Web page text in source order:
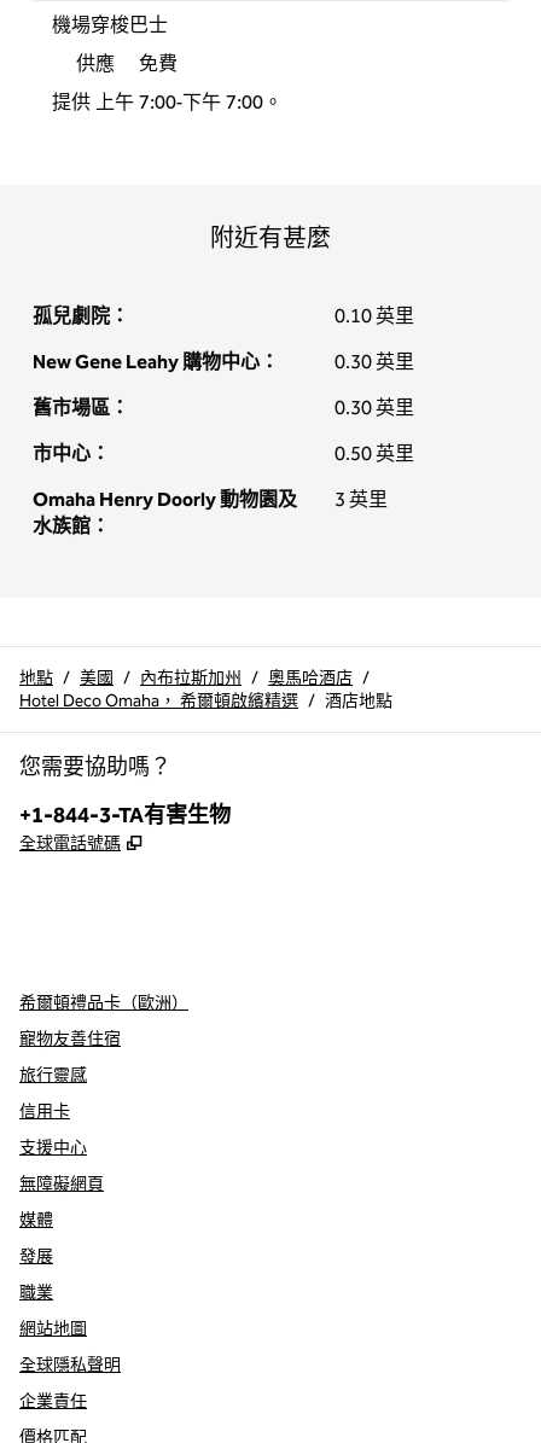
機場穿梭巴士
供應
免費
提供 上午 7:00-下午 7:00。
附近有甚麼
孤兒劇院：
0.10 英里
New Gene Leahy 購物中心：
0.30 英里
舊市場區：
0.30 英里
市中心：
0.50 英里
Omaha Henry Doorly 動物園及
水族館：
3 英里
地點 / 美國 / 內布拉斯加州 / 奧馬哈酒店 /
Hotel Deco Omaha， 希爾頓啟繽精選 / 酒店地點
您需要協助嗎？
電話：
+1-844-3-TA有害生物
全球電話號碼 ,
希爾頓禮品卡（歐洲）
寵物友善住宿
旅行靈感
信用卡
支援中心
無障礙網頁
媒體
發展
職業
網站地圖
全球隱私聲明
企業責任
價格匹配